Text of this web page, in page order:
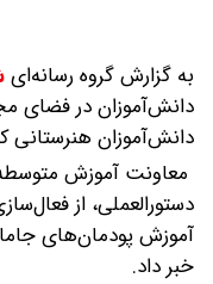
به گزارش گروه رسانه‌ای
دانش‌آموزان در فضای
دانش‌آموزان هنرستانی
معاونت آموزش
دستورالعملی، از
خبر داد.